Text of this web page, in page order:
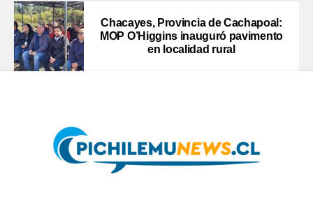
Chacayes, Provincia de Cachapoal:
MOP O’Higgins inauguró pavimento
en localidad rural